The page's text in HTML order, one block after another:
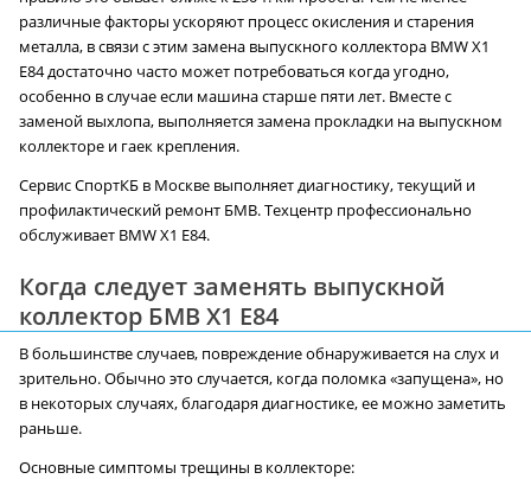
различные факторы ускоряют процесс окисления и старения
металла, в связи с этим замена выпускного коллектора BMW X1
E84 достаточно часто может потребоваться когда угодно,
особенно в случае если машина старше пяти лет. Вместе с
заменой выхлопа, выполняется замена прокладки на выпускном
коллекторе и гаек крепления.
Сервис СпортКБ в Москве выполняет диагностику, текущий и
профилактический ремонт БМВ. Техцентр профессионально
обслуживает BMW X1 E84.
Когда следует заменять выпускной
коллектор БМВ X1 E84
В большинстве случаев, повреждение обнаруживается на слух и
зрительно. Обычно это случается, когда поломка «запущена», но
в некоторых случаях, благодаря диагностике, ее можно заметить
раньше.
Основные симптомы трещины в коллекторе: